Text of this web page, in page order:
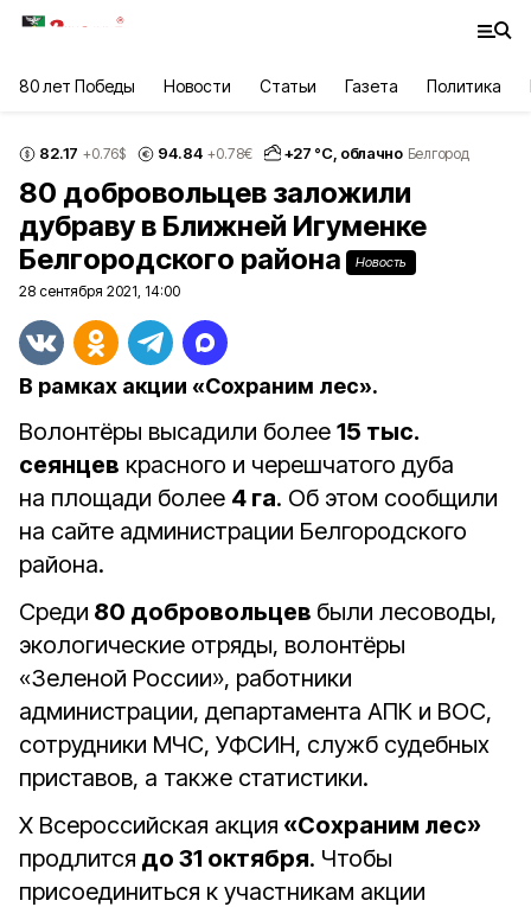
80 лет Победы Новости Статьи Газета Политика
82.17 +0.76$ 94.84 +0.78€ +27 °С, облачно Белгород
80 добровольцев заложили
дубраву в Ближней Игуменке
Белгородского района
Новость
28 сентября 2021, 14:00
В рамках акции «Сохраним лес».
Волонтёры высадили более 15 тыс.
сеянцев красного и черешчатого дуба
на площади более 4 га. Об этом сообщили
на сайте администрации Белгородского
района.
Среди 80 добровольцев были лесоводы,
экологические отряды, волонтёры
«Зеленой России», работники
администрации, департамента АПК и ВОС,
сотрудники МЧС, УФСИН, служб судебных
приставов, а также статистики.
X Всероссийская акция «Сохраним лес»
продлится до 31 октября. Чтобы
присоединиться к участникам акции